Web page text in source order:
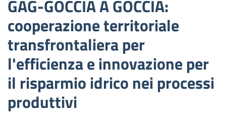
GAG-GOCCIA A GOCCIA:
cooperazione territoriale
transfrontaliera per
l'efficienza e innovazione per
il risparmio idrico nei processi
produttivi